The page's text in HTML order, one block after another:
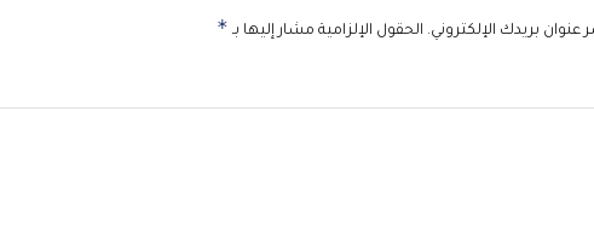
عنوان بريدك الإلكتروني. الحقول الإلزامية مشار إليها بـ *